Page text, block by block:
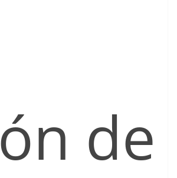
ón de